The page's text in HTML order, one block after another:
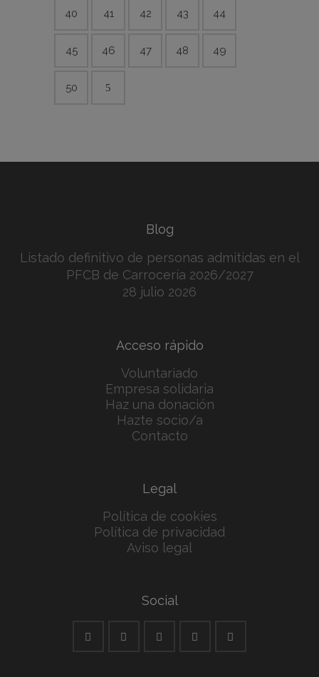
40 41 42 43 44
45 46 47 48 49
50
Blog
Listado definitivo de personas admitidas en el
PFCB de Carrocería 2026/2027
28 julio 2026
Acceso rápido
Voluntariado
Empresa solidaria
Haz una donación
Hazte socio/a
Contacto
Legal
Política de cookies
Política de privacidad
Aviso legal
Social